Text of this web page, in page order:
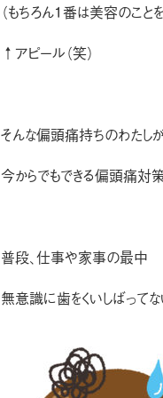
（もちろん１番は美容のことを
↑アピール（笑）
そんな偏頭痛持ちのわたし
今からでもできる偏頭痛
普段、仕事や家事の最中
無意識に歯をくいしばってな